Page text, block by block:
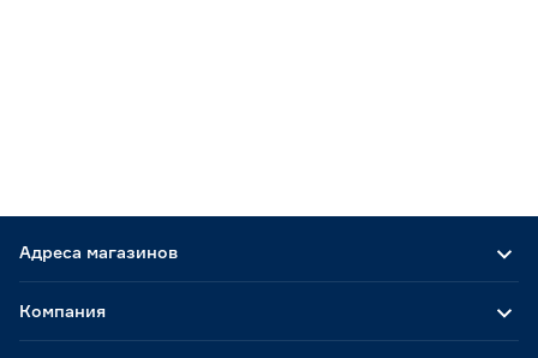
Адреса магазинов
Компания